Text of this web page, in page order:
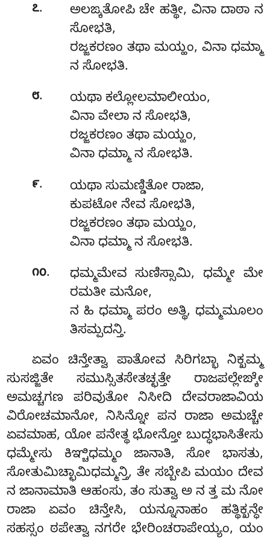
೭. ಅಲಙ್ಕತೋಪಿಚೇ ಹತ್ಥೀ, ವಿನಾ ದಾಠಾ ನ
ಸೋಭತಿ,
ರಜ್ಜಕರಣಂ ತಥಾ ಮಯ್ಹಂ, ವಿನಾ ಧಮ್ಮಾ
ನ ಸೋಭತಿ.
೮.
ಯಥಾ ಕಲ್ಲೋಲಮಾಲೀಯಂ,
ವಿನಾ ವೇಲಾ ನ ಸೋಭತಿ,
ರಜ್ಜಕರಣಂ ತಥಾ ಮಯ್ಹಂ,
ವಿನಾ ಧಮ್ಮಾ ನ ಸೋಭತಿ.
೯.
ಯಥಾ ಸುಮಣ್ಡಿತೋ ರಾಜಾ,
ಕುಪಟೋ ನೇವ ಸೋಭತಿ,
ರಜ್ಜಕರಣಂ ತಥಾ ಮಯ್ಹಂ,
ವಿನಾ ಧಮ್ಮಾ ನ ಸೋಭತಿ.
೧೦.
ಧಮ್ಮಮೇವ ಸುಣಿಸ್ಸಾಮಿ, ಧಮ್ಮೇ ಮೇ
ರಮತೀ ಮನೋ,
ನ ಹಿ ಧಮ್ಮಾ ಪರಂ ಅತ್ಥಿ, ಧಮ್ಮಮೂಲಂ
ತಿಸಮ್ಪದನ್ತಿ.
ಏವಂ ಚಿನ್ತೇತ್ವಾ ಪಾತೋವ ಸಿರಿಗಬ್ಭಾ ನಿಕ್ಖಮ್ಮ
ಸುಸಜ್ಜಿತೇ ಸಮುಸ್ಸಿತಸೇತಚ್ಛತ್ತೇ ರಾಜಪಲ್ಲೇಙ್ಕೇ
ಅಮಚ್ಚಗಣ ಪರಿವುತೋ ನಿಸೀದಿ ದೇವರಾಜಾವಿಯ
ವಿರೋಚಮಾನೋ, ನಿಸಿನ್ನೋ ಪನ ರಾಜಾ ಅಮಚ್ಚೇ
ಏವಮಾಹ, ಯೋ ಪನೇತ್ಥ ಭೋನ್ತೋ ಬುದ್ಧಭಾಸಿತೇಸು
ಧಮ್ಮೇಸು ಕಿಞ್ಚಿಧಮ್ಮಂ ಜಾನಾತಿ, ಸೋ ಭಾಸತು,
ಸೋತುಮಿಚ್ಛಾಮಿಧಮ್ಮನ್ತಿ, ತೇ ಸಬ್ಬೇಪಿ ಮಯಂ ದೇವ
ನ ಜಾನಾಮಾತಿ ಆಹಂಸು, ತಂ ಸುತ್ವಾ ಅ ನ ತ್ತ ಮ ನೋ
ರಾಜಾ ಏವಂ ಚಿನ್ತೇಸಿ, ಯನ್ನೂನಾಹಂ ಹತ್ಥಿಕ್ಖನ್ಧೇ
ಸಹಸ್ಸಂ ಠಪೇತ್ವಾ ನಗರೇ ಭೇರಿಂಚರಾಪೇಯ್ಯಂ, ಯಂ